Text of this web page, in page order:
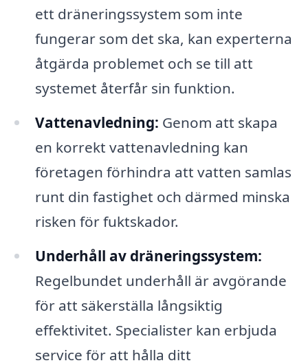
ett dräneringssystem som inte
fungerar som det ska, kan experterna
åtgärda problemet och se till att
systemet återfår sin funktion.
Vattenavledning: Genom att skapa
en korrekt vattenavledning kan
företagen förhindra att vatten samlas
runt din fastighet och därmed minska
risken för fuktskador.
Underhåll av dräneringssystem:
Regelbundet underhåll är avgörande
för att säkerställa långsiktig
effektivitet. Specialister kan erbjuda
service för att hålla ditt